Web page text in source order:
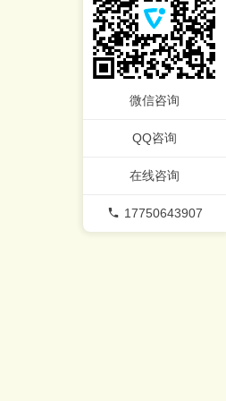
微信咨询
QQ咨询
在线咨询
17750643907